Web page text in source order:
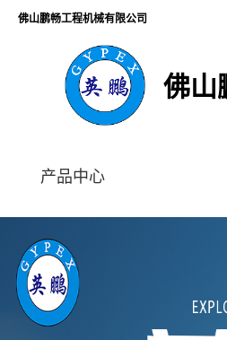
佛山鹏畅工程机械有限公司
佛山
产品中心